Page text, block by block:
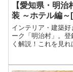
【愛知県・明
装 ～ホテル編
インテリア・建築
ーク「明治村」。
く解説！これを見